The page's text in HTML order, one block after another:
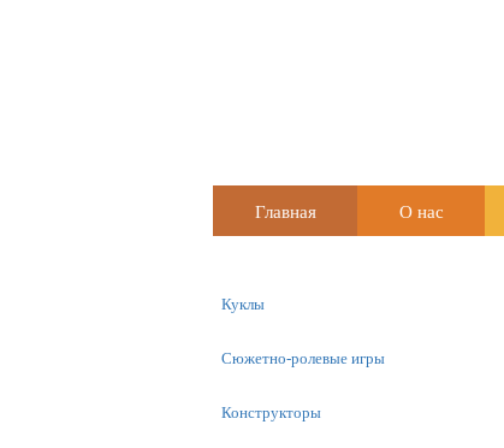
Главная О нас
Куклы
Сюжетно-ролевые игры
Конструкторы